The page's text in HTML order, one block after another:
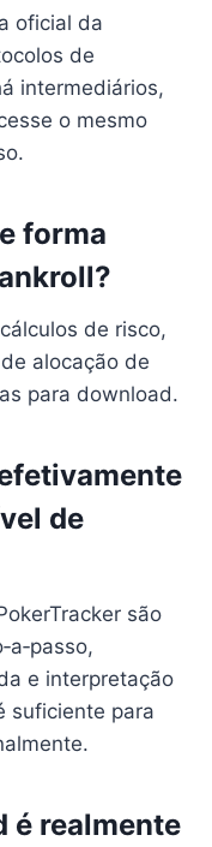
oficial da
de
intermediários,
o mesmo
forma
de risco,
alocação de
para download.
de
são
e interpretação
suficiente para
é realmente